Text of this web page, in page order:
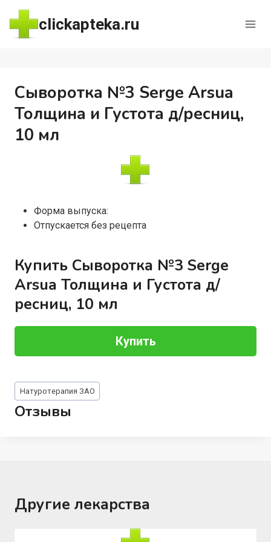
Перейти
содержимому
clickapteka.ru
Сыворотка №3 Serge Arsua
Толщина и Густота д/ресниц,
10 мл
Форма выпуска:
Отпускается без рецепта
Купить Сыворотка №3 Serge
Arsua Толщина и Густота д/
ресниц, 10 мл
Купить
Метки
записи:
Натуротерапия ЗАО
Отзывы
Другие лекарства